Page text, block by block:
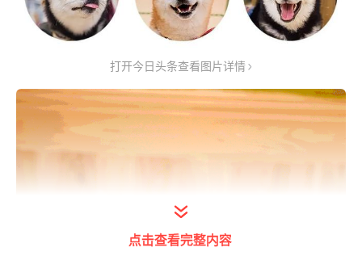
打开今日头条查看图片详情
点击查看完整内容